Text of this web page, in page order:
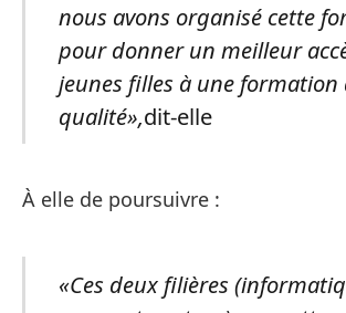
nous avons organisé cette
pour donner un meilleur
jeunes filles à une formation
qualité»,dit-elle
À elle de poursuivre :
«Ces deux filières